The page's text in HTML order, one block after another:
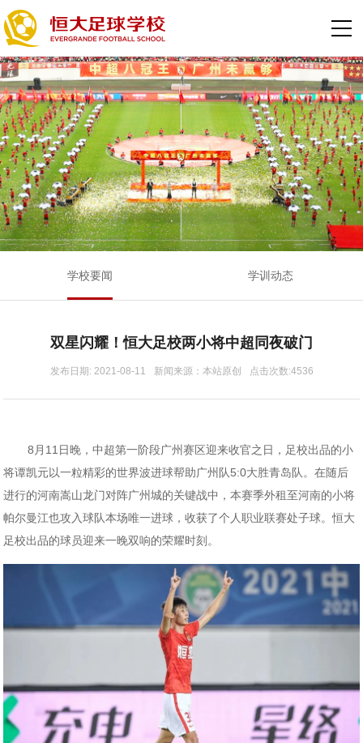
学校要闻 学训动态
双星闪耀！恒大足校两小将中超同夜破门
发布日期: 2021-08-11 新闻来源：本站原创 点击次数:4536
8月11日晚，中超第一阶段广州赛区迎来收官之日，足校出品的小
将谭凯元以一粒精彩的世界波进球帮助广州队5:0大胜青岛队。在随后
进行的河南嵩山龙门对阵广州城的关键战中，本赛季外租至河南的小将
帕尔曼江也攻入球队本场唯一进球，收获了个人职业联赛处子球。恒大
足校出品的球员迎来一晚双响的荣耀时刻。